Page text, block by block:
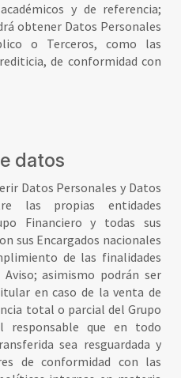
y de referencia;
obtener Datos Personales
o Terceros, como las
de conformidad con
datos
Datos Personales y Datos
las propias entidades
Financiero y todas sus
sus Encargados nacionales
de las finalidades
asimismo podrán ser
en caso de la venta de
total o parcial del Grupo
responsable que en todo
sea resguardada y
de conformidad con las